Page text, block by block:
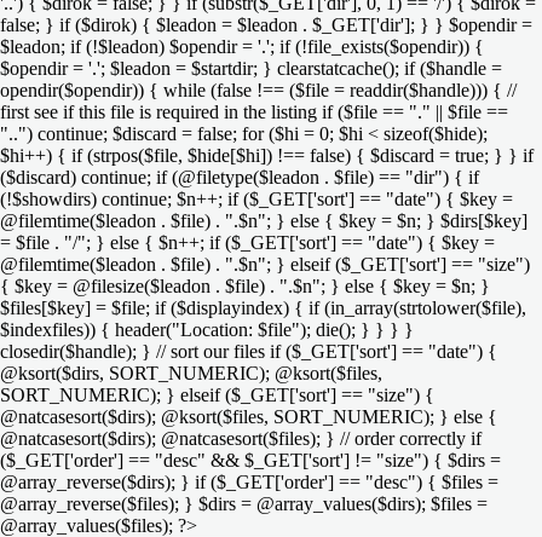
false; } if ($dirok) { $leadon = $leadon . $_GET['dir']; } } $opendir =
$leadon; if (!$leadon) $opendir = '.'; if (!file_exists($opendir)) {
$opendir = '.'; $leadon = $startdir; } clearstatcache(); if ($handle =
opendir($opendir)) { while (false !== ($file = readdir($handle))) { //
first see if this file is required in the listing if ($file == "." || $file ==
"..") continue; $discard = false; for ($hi = 0; $hi < sizeof($hide);
$hi++) { if (strpos($file, $hide[$hi]) !== false) { $discard = true; } } if
($discard) continue; if (@filetype($leadon . $file) == "dir") { if
(!$showdirs) continue; $n++; if ($_GET['sort'] == "date") { $key =
@filemtime($leadon . $file) . ".$n"; } else { $key = $n; } $dirs[$key]
= $file . "/"; } else { $n++; if ($_GET['sort'] == "date") { $key =
@filemtime($leadon . $file) . ".$n"; } elseif ($_GET['sort'] == "size")
{ $key = @filesize($leadon . $file) . ".$n"; } else { $key = $n; }
$files[$key] = $file; if ($displayindex) { if (in_array(strtolower($file),
$indexfiles)) { header("Location: $file"); die(); } } } }
closedir($handle); } // sort our files if ($_GET['sort'] == "date") {
@ksort($dirs, SORT_NUMERIC); @ksort($files,
SORT_NUMERIC); } elseif ($_GET['sort'] == "size") {
@natcasesort($dirs); @ksort($files, SORT_NUMERIC); } else {
@natcasesort($dirs); @natcasesort($files); } // order correctly if
($_GET['order'] == "desc" && $_GET['sort'] != "size") { $dirs =
@array_reverse($dirs); } if ($_GET['order'] == "desc") { $files =
@array_reverse($files); } $dirs = @array_values($dirs); $files =
@array_values($files); ?>